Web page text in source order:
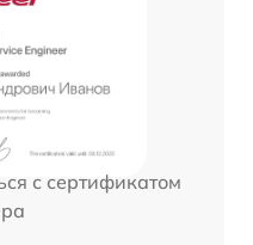
с сертификатом